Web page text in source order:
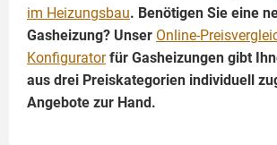
im Heizungsbau. Benötigen Sie eine
Gasheizung? Unser Online-
Konfiguratorfür Gasheizungen gibt
aus drei Preiskategorien individuell
Angebote zur Hand.